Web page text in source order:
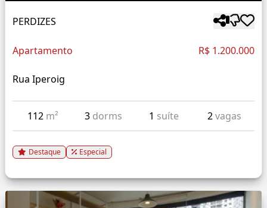
PERDIZES
Apartamento R$ 1.200.000
Rua Iperoig
112 m² 3 dorms 1 suíte 2vagas
Destaque Especial